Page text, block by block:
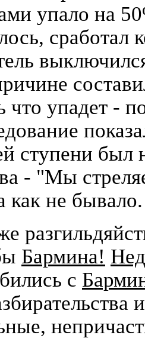
упало на
сработал
что упадет -
ступени был
- "Мы
как не бывало.
Бармина!
с